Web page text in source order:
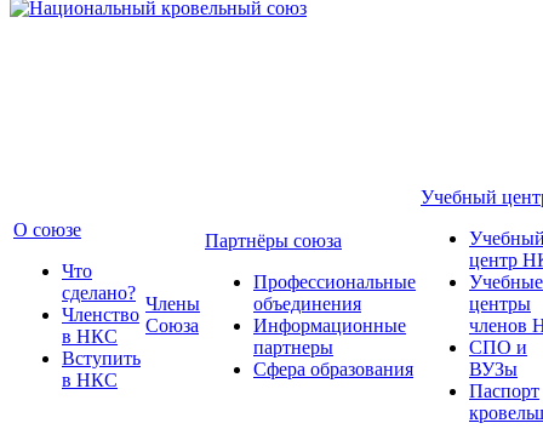
О союзе
Что
сделано?
Членство
в НКС
Вступить
в НКС
Члены
Союза
Партнёры союза
Профессиональные
объединения
Информационные
партнеры
Сфера образования
Учебный
центр
Учебные
центры
членов
СПО и
ВУЗы
Паспорт